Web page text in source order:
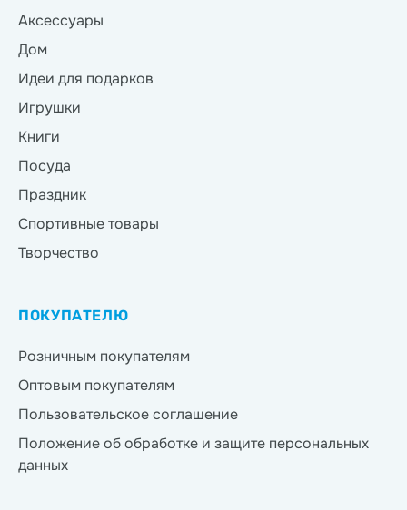
Аксессуары
Дом
Идеи для подарков
Игрушки
Книги
Посуда
Праздник
Спортивные товары
Творчество
ПОКУПАТЕЛЮ
Розничным покупателям
Оптовым покупателям
Пользовательское соглашение
Положение об обработке и защите персональных
данных